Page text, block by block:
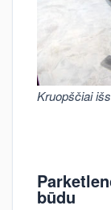
Kruopščiai
būdu